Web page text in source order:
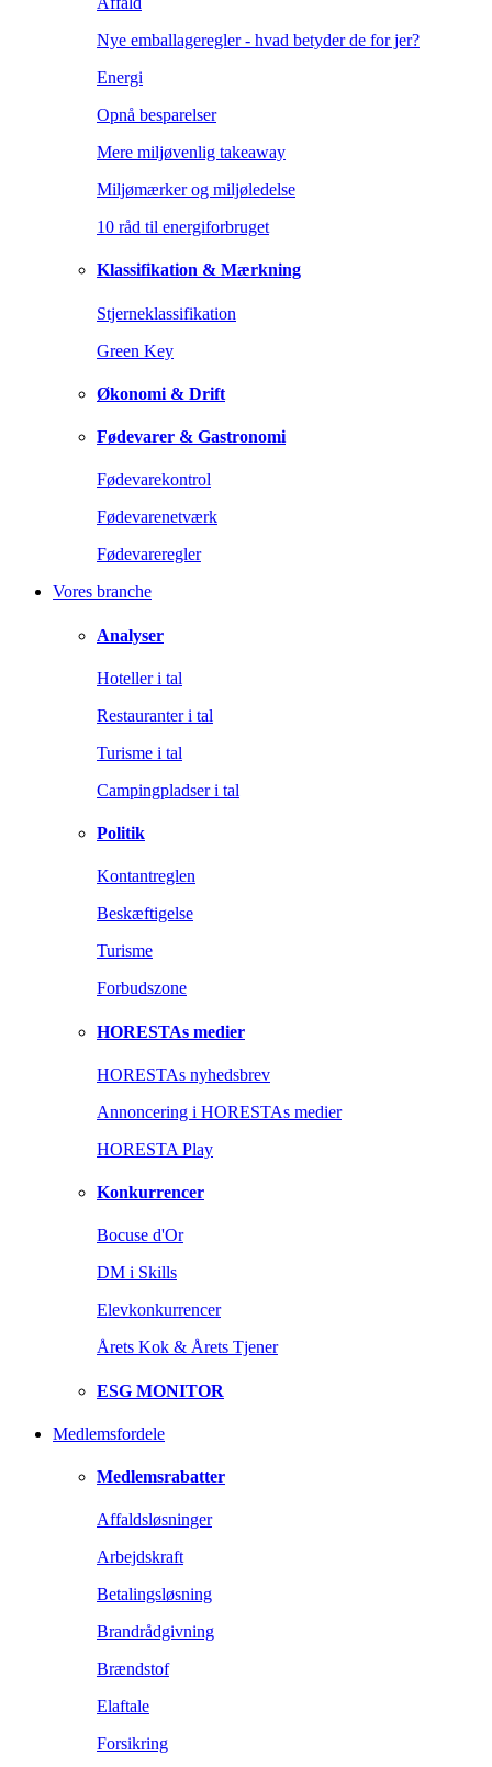
Nye emballageregler - hvad betyder de for jer?
Energi
Opnå besparelser
Mere miljøvenlig takeaway
Miljømærker og miljøledelse
10 råd til energiforbruget
Klassifikation & Mærkning
Stjerneklassifikation
Green Key
Økonomi & Drift
Fødevarer & Gastronomi
Fødevarekontrol
Fødevarenetværk
Fødevareregler
Vores branche
Analyser
Hoteller i tal
Restauranter i tal
Turisme i tal
Campingpladser i tal
Politik
Kontantreglen
Beskæftigelse
Turisme
Forbudszone
HORESTAs medier
HORESTAs nyhedsbrev
Annoncering i HORESTAs medier
HORESTA Play
Konkurrencer
Bocuse d'Or
DM i Skills
Elevkonkurrencer
Årets Kok & Årets Tjener
ESG MONITOR
Medlemsfordele
Medlemsrabatter
Affaldsløsninger
Arbejdskraft
Betalingsløsning
Brandrådgivning
Brændstof
Elaftale
Forsikring